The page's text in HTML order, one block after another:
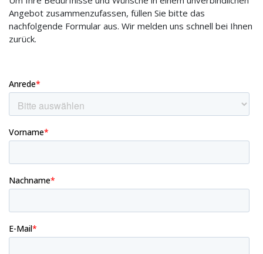
Angebot zusammenzufassen, füllen Sie bitte das
nachfolgende Formular aus. Wir melden uns schnell bei Ihnen
zurück.